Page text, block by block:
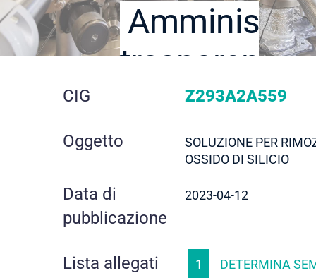
trasparente
dettaglio
gara
CIG Z293A2A559
Oggetto
SOLUZIONE PER
OSSIDO DI SILICIO
Data di
pubblicazione
2023-04-12
Lista allegati 1
DETERMINA